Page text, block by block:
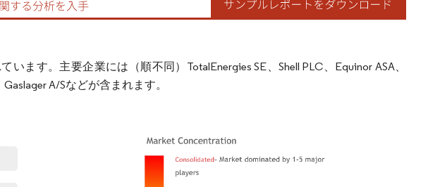
ます。主要企業には（順不同）TotalEnergies SE、Shell PLC、Equinor ASA、
A/Sなどが含まれます。